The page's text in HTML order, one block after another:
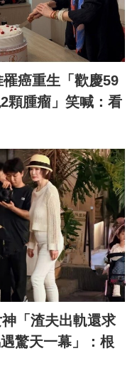
癌重生「歡慶59
腫瘤」笑喊：看
「渣夫出軌還求
驚天一幕」：根